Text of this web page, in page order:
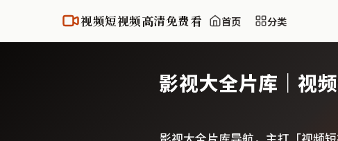
视频短视频高清免费看 首页 分类
影视大全片库｜视